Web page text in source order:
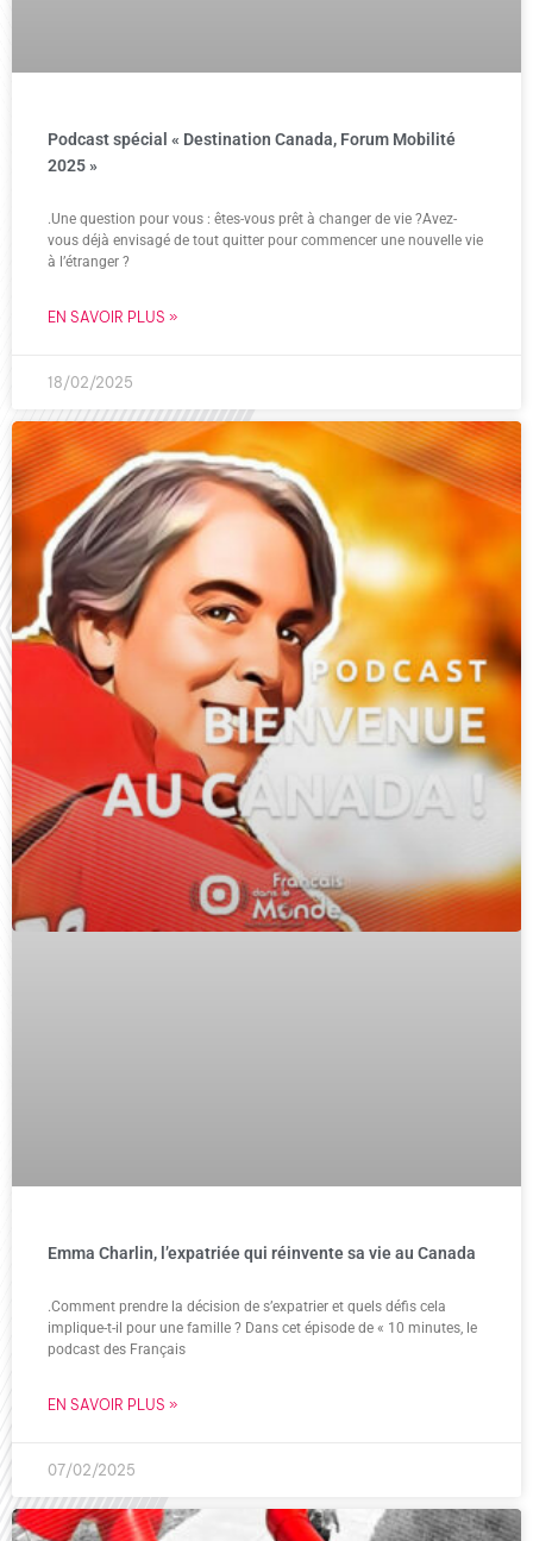
Podcast spécial « Destination Canada, Forum Mobilité
2025 »
.Une question pour vous : êtes-vous prêt à changer de vie ?Avez-
vous déjà envisagé de tout quitter pour commencer une nouvelle vie
à l’étranger ?
EN SAVOIR PLUS »
18/02/2025
Emma Charlin, l’expatriée qui réinvente sa vie au Canada
.Comment prendre la décision de s’expatrier et quels défis cela
implique-t-il pour une famille ? Dans cet épisode de « 10 minutes, le
podcast des Français
EN SAVOIR PLUS »
07/02/2025